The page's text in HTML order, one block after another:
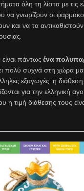
όλη τη λίστα με τις
να γνωρίζουν οι
και να τα
πάντως ένα
πολύ συχνά στη χώρα
εξαγωγές, η
για την ελληνική
η τιμή διάθεσης τους